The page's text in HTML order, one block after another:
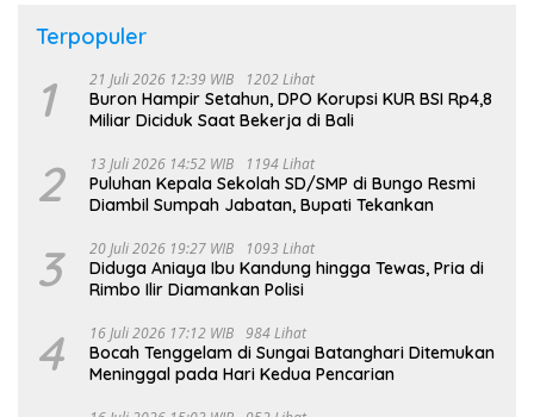
Terpopuler
1 21 Juli 2026 12:39 WIB 1202 Lihat
Buron Hampir Setahun, DPO Korupsi KUR BSI Rp4,8
Miliar Diciduk Saat Bekerja di Bali
2 13 Juli 2026 14:52 WIB 1194 Lihat
Puluhan Kepala Sekolah SD/SMP di Bungo Resmi
Diambil Sumpah Jabatan, Bupati Tekankan
3 20 Juli 2026 19:27 WIB 1093 Lihat
Diduga Aniaya Ibu Kandung hingga Tewas, Pria di
Rimbo Ilir Diamankan Polisi
4 16 Juli 2026 17:12 WIB 984 Lihat
Bocah Tenggelam di Sungai Batanghari Ditemukan
Meninggal pada Hari Kedua Pencarian